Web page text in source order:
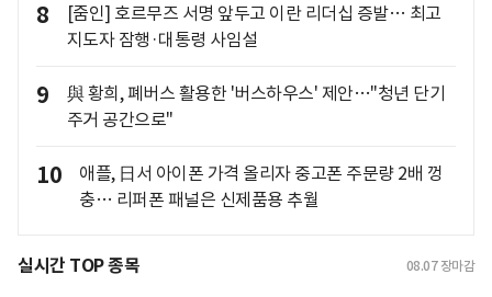
8
[줌인] 호르무즈 서명 앞두고 이란 리더십 증발… 최고
지도자 잠행·대통령 사임설
9
與 황희, 폐버스 활용한 '버스하우스' 제안…"청년 단기
주거 공간으로"
10
애플, 日서 아이폰 가격 올리자 중고폰 주문량 2배 껑
충… 리퍼폰 패널은 신제품용 추월
실시간 TOP 종목 08.07 장마감